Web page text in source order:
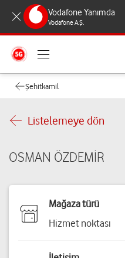
Vodafone Yanımda
Vodafone A.Ş.
Şehitkamil
Listelemeye dön
OSMAN ÖZDEMİR
Mağaza türü
Hizmet noktası